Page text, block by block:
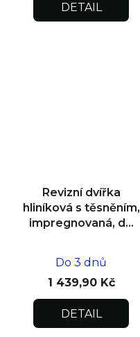
DETAIL
Revizní dvířka
hliníková s těsněním,
impregnovaná, do
Do 3 dnů
1 439,90 Kč
DETAIL